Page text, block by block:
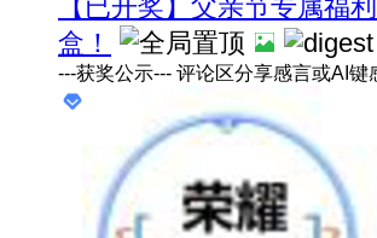
【已开奖】父亲节专属福
盒！